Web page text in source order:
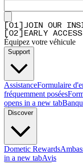
01
JOIN OUR
02 EARLY
Équipez votre véhicule
Support
AssistanceFormulaire
fréquemment posées
opens in a new tab
Discover
Dometic Rewards
in a new tabAvis